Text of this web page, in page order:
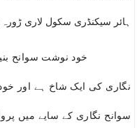
ہائر سیکنڈری سکول لاری ڑورہ
خود نوشت سوانح
نگاری کی ایک شاخ ہے اور
سوانح نگاری کے سایے میں